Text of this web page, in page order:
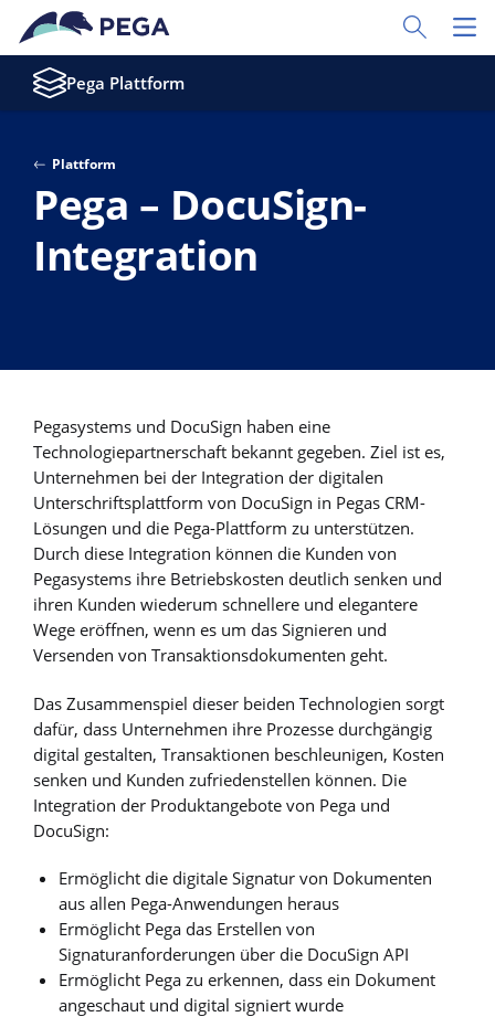
Zum Hauptinhalt wechseln
Toggle
Pega Plattform
Plattform
Pega – DocuSign-
Integration
Pegasystems und DocuSign haben eine
Technologiepartnerschaft bekannt gegeben. Ziel ist es,
Unternehmen bei der Integration der digitalen
Unterschriftsplattform von DocuSign in Pegas CRM-
Lösungen und die Pega-Plattform zu unterstützen.
Durch diese Integration können die Kunden von
Pegasystems ihre Betriebskosten deutlich senken und
ihren Kunden wiederum schnellere und elegantere
Wege eröffnen, wenn es um das Signieren und
Versenden von Transaktionsdokumenten geht.
Das Zusammenspiel dieser beiden Technologien sorgt
dafür, dass Unternehmen ihre Prozesse durchgängig
digital gestalten, Transaktionen beschleunigen, Kosten
senken und Kunden zufriedenstellen können. Die
Integration der Produktangebote von Pega und
DocuSign:
Ermöglicht die digitale Signatur von Dokumenten
aus allen Pega-Anwendungen heraus
Ermöglicht Pega das Erstellen von
Signaturanforderungen über die DocuSign API
Ermöglicht Pega zu erkennen, dass ein Dokument
angeschaut und digital signiert wurde